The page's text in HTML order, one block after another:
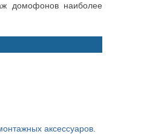
домофонов наиболее
аксессуаров.